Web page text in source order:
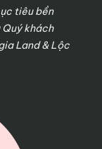
tiêu bền
khách
Land & Lộc